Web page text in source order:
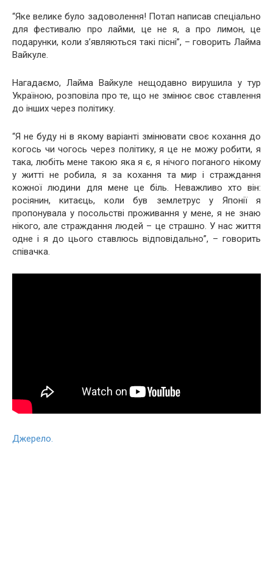
“Яке велике було задоволення! Потап написав спеціально
для фестивалю про лайми, це не я, а про лимон, це
подарунки, коли з’являються такі пісні”, – говорить Лайма
Вайкуле.
Нагадаємо, Лайма Вайкуле нещодавно вирушила у тур
Україною, розповіла про те, що не змінює своє ставлення
до інших через політику.
“Я не буду ні в якому варіанті змінювати своє кохання до
когось чи чогось через політику, я це не можу робити, я
така, любіть мене такою яка я є, я нічого поганого нікому
у житті не робила, я за кохання та мир і страждання
кожної людини для мене це біль. Неважливо хто він:
росіянин, китаєць, коли був землетрус у Японії я
пропонувала у посольстві проживання у мене, я не знаю
нікого, але страждання людей – це страшно. У нас життя
одне і я до цього ставлюсь відповідально”, – говорить
співачка.
Джерело.